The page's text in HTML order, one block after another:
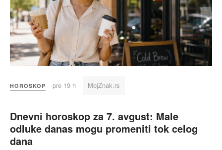
HOROSKOP pre 19 h MojZnak.rs
Dnevni horoskop za 7. avgust: Male
odluke danas mogu promeniti tok celog
dana